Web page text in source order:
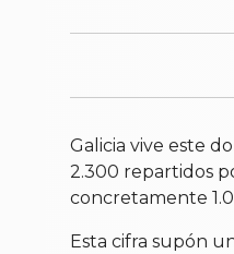
Galicia vive este
2.300 repartidos
concretamente
Esta cifra supón